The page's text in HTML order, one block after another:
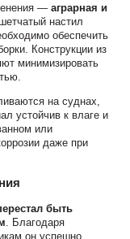
— аграрная и
настил
обеспечить
Конструкции из
минимизировать
на суднах,
устойчив к влаге и
или
даже при
быть
. Благодаря
он успешно